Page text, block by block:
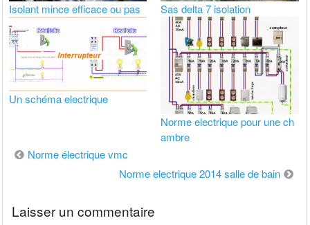
Isolant mince efficace ou pas Sas delta 7 isolation
Un schéma electrique
Norme electrique pour une ch
ambre
Navigation
Norme électrique vmc
Norme electrique 2014 salle de bain
Laisser un commentaire